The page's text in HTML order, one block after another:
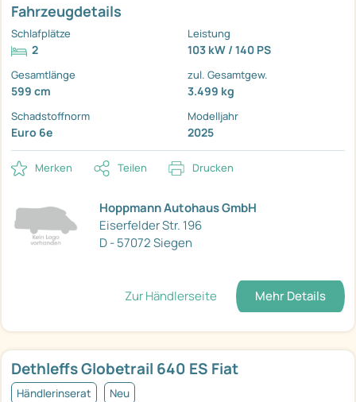
Fahrzeugdetails
Schlafplätze
2
Leistung
103 kW / 140 PS
Gesamtlänge
599 cm
zul. Gesamtgew.
3.499 kg
Schadstoffnorm
Euro 6e
Modelljahr
2025
Merken Teilen Drucken
Hoppmann Autohaus GmbH
Eiserfelder Str. 196
D - 57072 Siegen
Zur Händlerseite Mehr Details
Dethleffs Globetrail 640 ES Fiat
Händlerinserat Neu